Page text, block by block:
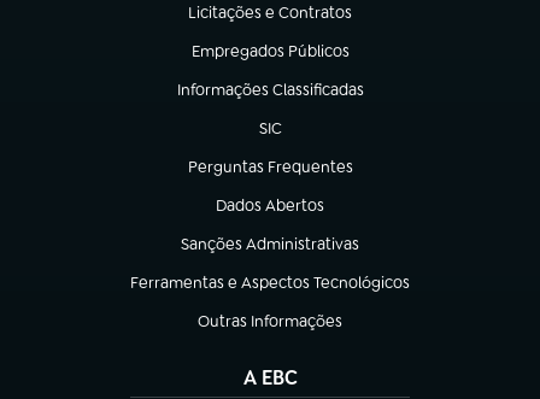
Licitações e Contratos
(abre em nova aba)
Empregados Públicos
(abre em nova aba)
Informações Classificadas
(abre em nova aba)
SIC
(abre em nova aba)
Perguntas Frequentes
(abre em nova aba)
Dados Abertos
(abre em nova aba)
Sanções Administrativas
(abre em nova aba)
Ferramentas e Aspectos Tecnológicos
(abre em nova aba)
Outras Informações
(abre em nova aba)
A EBC